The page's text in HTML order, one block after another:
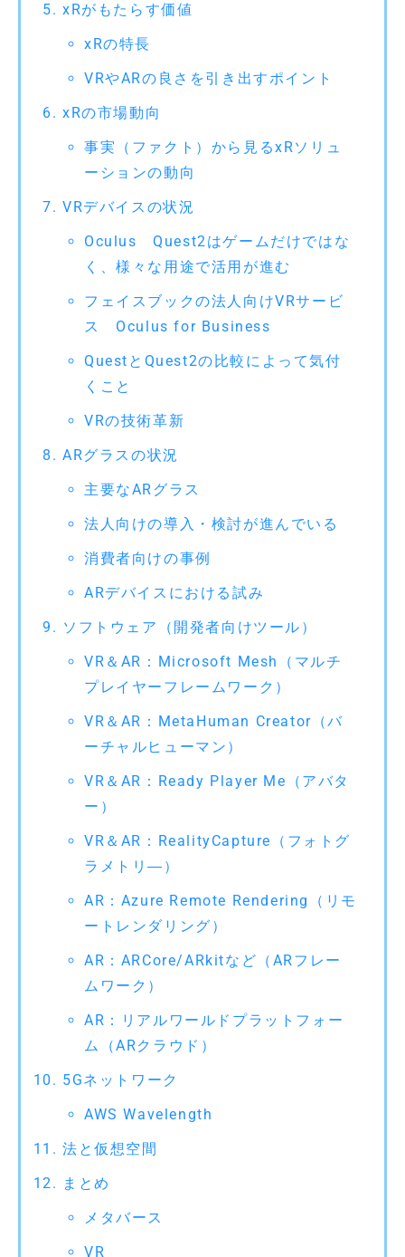
xRがもたらす価値
xRの特長
VRやARの良さを引き出すポイント
xRの市場動向
事実（ファクト）から見るxRソリュ
ーションの動向
VRデバイスの状況
Oculus Quest2はゲームだけではな
く、様々な用途で活用が進む
フェイスブックの法人向けVRサービ
ス Oculus for Business
QuestとQuest2の比較によって気付
くこと
VRの技術革新
ARグラスの状況
主要なARグラス
法人向けの導入・検討が進んでいる
消費者向けの事例
ARデバイスにおける試み
ソフトウェア（開発者向けツール）
VR＆AR：Microsoft Mesh（マルチ
プレイヤーフレームワーク）
VR＆AR：MetaHuman Creator（バ
ーチャルヒューマン）
VR＆AR：Ready Player Me（アバタ
ー）
VR＆AR：RealityCapture（フォトグ
ラメトリ―）
AR：Azure Remote Rendering（リモ
ートレンダリング）
AR：ARCore/ARkitなど（ARフレー
ムワーク）
AR：リアルワールドプラットフォー
ム（ARクラウド）
5Gネットワーク
AWS Wavelength
法と仮想空間
まとめ
メタバース
VR